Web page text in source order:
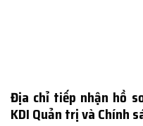
Địa chỉ tiếp nhận hồ
KDI Quản trị và Chính